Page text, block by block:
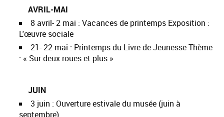
AVRIL-MAI
8 avril- 2 mai : Vacances de printemps Exposition :
L'œuvre sociale
21- 22 mai : Printemps du Livre de Jeunesse Thème
: « Sur deux roues et plus »
JUIN
3 juin : Ouverture estivale du musée (juin à
septembre).